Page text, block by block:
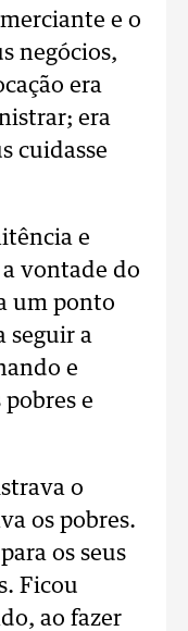
e o
negócios,
era
era
cuidasse
e
vontade do
um ponto
seguir a
e
e
o
os pobres.
os seus
Ficou
ao fazer